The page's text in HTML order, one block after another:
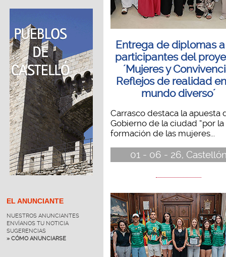
EL ANUNCIANTE
NUESTROS ANUNCIANTES
ENVÍANOS TU NOTICIA
SUGERENCIAS
» CÓMO ANUNCIARSE
Entrega de diplomas
participantes del
´Mujeres y
Reflejos de realidad
mundo diverso´
Carrasco destaca la apuesta
Gobierno de la ciudad “por la
formación de las mujeres...
01 - 06 - 26,